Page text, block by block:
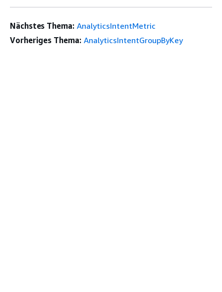
Nächstes Thema: AnalyticsIntentMetric
Vorheriges Thema: AnalyticsIntentGroupByKey